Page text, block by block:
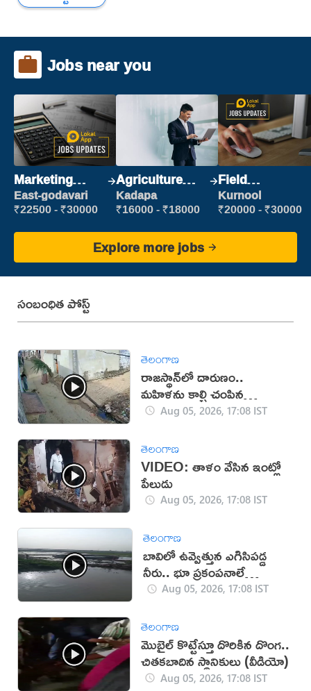
Jobs near you
Marketing
Executive
East-godavari
₹22500 - ₹30000
Agriculture
Labour
Kadapa
₹16000 - ₹18000
Field
Marketing
Executive
Kurnool
₹20000 - ₹30000
Explore more jobs
సంబంధిత పోస్ట్
తెలంగాణ
రాజస్థాన్‌లో దారుణం..
మహిళను కాల్చి చంపిన
యువకుడు (వీడియో)
Aug 05, 2026, 17:08 IST
తెలంగాణ
VIDEO: తాళం వేసిన ఇంట్లో
పేలుడు
Aug 05, 2026, 17:08 IST
తెలంగాణ
బావిలో ఉవ్వెత్తున ఎగిసిపడ్డ
నీరు.. భూ ప్రకంపనాలే
కారణమా?
Aug 05, 2026, 17:08 IST
తెలంగాణ
మొబైల్ కొట్టేస్తూ దొరికిన దొంగ..
చితకబాదిన స్థానికులు (వీడియో)
Aug 05, 2026, 17:08 IST